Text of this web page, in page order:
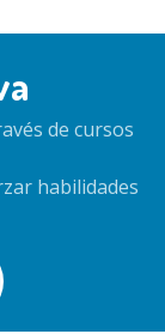
de cursos
habilidades